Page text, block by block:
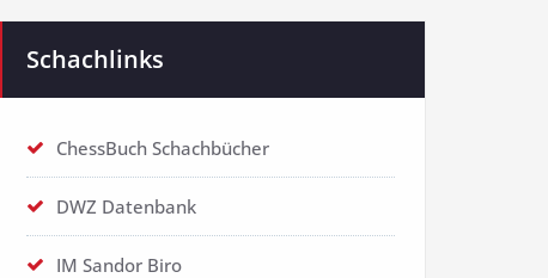
Schachlinks
ChessBuch Schachbücher
DWZ Datenbank
IM Sandor Biro